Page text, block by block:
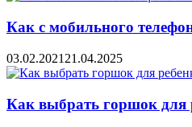
Как с мобильного
03.02.2021 21.04.2025
Как выбрать горшок для